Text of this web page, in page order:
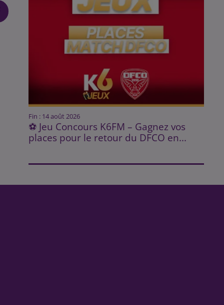
Fin : 14 août 2026
⚽ Jeu Concours K6FM – Gagnez vos
places pour le retour du DFCO en...